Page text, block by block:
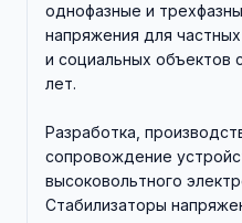
однофазные и
напряжения для
и социальных объектов
лет.
Разработка,
сопровождение
высоковольтного
Стабилизаторы